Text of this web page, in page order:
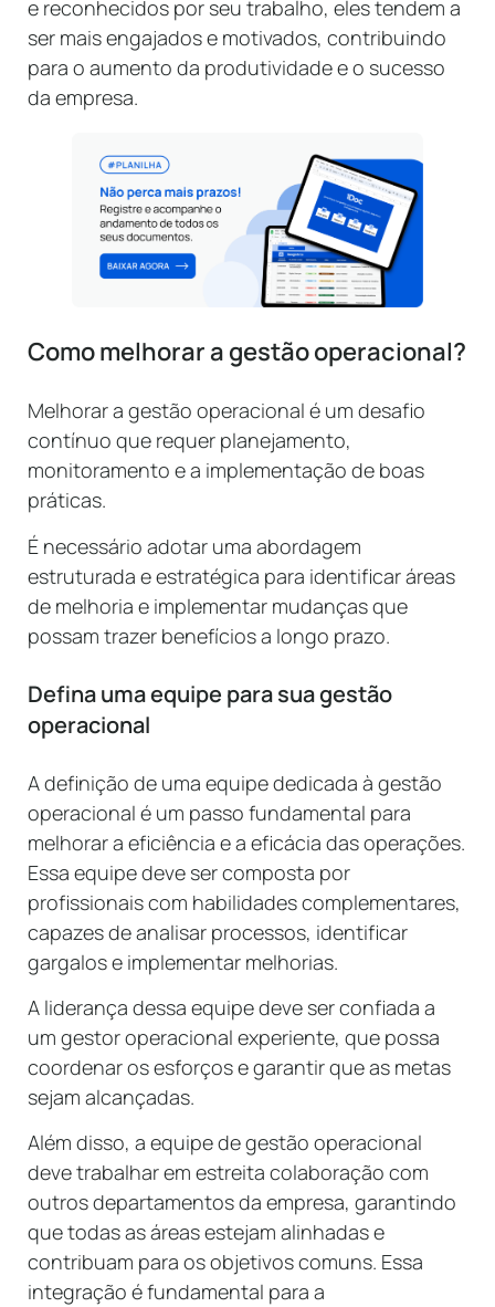
e reconhecidos por seu trabalho, eles tendem a
ser mais engajados e motivados, contribuindo
para o aumento da produtividade e o sucesso
da empresa.
Como melhorar a gestão operacional?
Melhorar a gestão operacional é um desafio
contínuo que requer planejamento,
monitoramento e a implementação de boas
práticas.
É necessário adotar uma abordagem
estruturada e estratégica para identificar áreas
de melhoria e implementar mudanças que
possam trazer benefícios a longo prazo.
Defina uma equipe para sua gestão
operacional
A definição de uma equipe dedicada à gestão
operacional é um passo fundamental para
melhorar a eficiência e a eficácia das operações.
Essa equipe deve ser composta por
profissionais com habilidades complementares,
capazes de analisar processos, identificar
gargalos e implementar melhorias.
A liderança dessa equipe deve ser confiada a
um gestor operacional experiente, que possa
coordenar os esforços e garantir que as metas
sejam alcançadas.
Além disso, a equipe de gestão operacional
deve trabalhar em estreita colaboração com
outros departamentos da empresa, garantindo
que todas as áreas estejam alinhadas e
contribuam para os objetivos comuns. Essa
integração é fundamental para a